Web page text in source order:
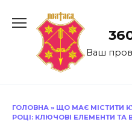
до
Ваш
ГОЛОВНА » ЩО МАЄ МІСТИТИ
РОЦІ: КЛЮЧОВІ ЕЛЕМЕНТИ ТА